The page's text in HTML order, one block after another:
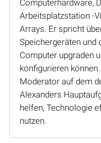
Computerhardware,
Arbeitsplatzstation -
Arrays. Er spricht
Speichergeräten und
Computer upgraden
konfigurieren
Moderator auf dem
Alexanders
helfen, Technologie
nutzen.